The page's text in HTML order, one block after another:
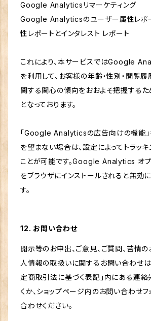
Google Analyticsリマーケティング
Google Analyticsのユーザー属性レポ
性レポートとインタレスト レポート
これにより、本サービスではGoogle
を利用して、お客様の年齢・性別・閲覧履
関する関心の傾向をおおよそ把握する
となっております。
「Google Analyticsの広告向けの機能」
を望まない場合は、設定によってトラッ
ことが可能です。Google Analytics オプ
をブラウザにインストールされると無効
す。
12. お問い合わせ
開示等のお申出、ご意見、ご質問、苦情
人情報の取扱いに関するお問い合わせは
定商取引法に基づく表記」内にある連
くか、ショップページ内のお問い合わせ
合わせください。